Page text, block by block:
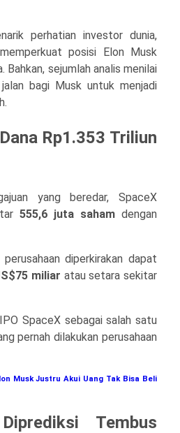
perhatian investor dunia,
posisi Elon Musk
Bahkan, sejumlah analis menilai
bagi Musk untuk menjadi
Rp1.353 Triliun
yang beredar, SpaceX
555,6 juta saham dengan
diperkirakan dapat
miliar atau setara sekitar
SpaceX sebagai salah satu
pernah dilakukan perusahaan
Musk Justru Akui Uang Tak Bisa Beli
Tembus